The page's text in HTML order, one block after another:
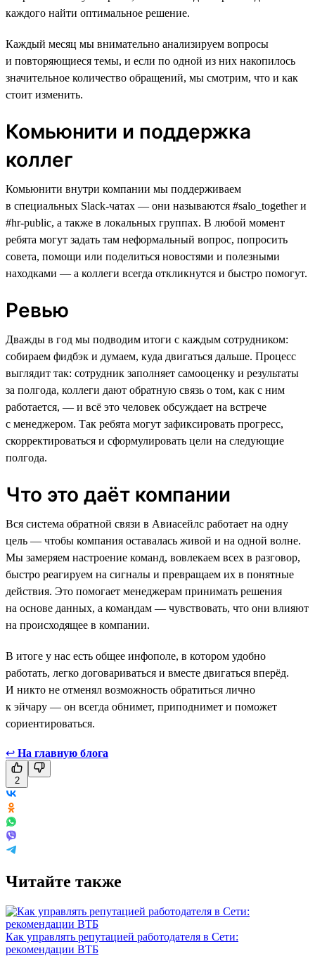
каждого найти оптимальное решение.
Каждый месяц мы внимательно анализируем вопросы
и повторяющиеся темы, и если по одной из них накопилось
значительное количество обращений, мы смотрим, что и как
стоит изменить.
Комьюнити и поддержка
коллег
Комьюнити внутри компании мы поддерживаем
в специальных Slack-чатах — они называются #salo_together и
#hr-public, а также в локальных группах. В любой момент
ребята могут задать там неформальный вопрос, попросить
совета, помощи или поделиться новостями и полезными
находками — а коллеги всегда откликнутся и быстро помогут.
Ревью
Дважды в год мы подводим итоги с каждым сотрудником:
собираем фидбэк и думаем, куда двигаться дальше. Процесс
выглядит так: сотрудник заполняет самооценку и результаты
за полгода, коллеги дают обратную связь о том, как с ним
работается, — и всё это человек обсуждает на встрече
с менеджером. Так ребята могут зафиксировать прогресс,
скорректироваться и сформулировать цели на следующие
полгода.
Что это даёт компании
Вся система обратной связи в Авиасейлс работает на одну
цель — чтобы компания оставалась живой и на одной волне.
Мы замеряем настроение команд, вовлекаем всех в разговор,
быстро реагируем на сигналы и превращаем их в понятные
действия. Это помогает менеджерам принимать решения
на основе данных, а командам — чувствовать, что они влияют
на происходящее в компании.
В итоге у нас есть общее инфополе, в котором удобно
работать, легко договариваться и вместе двигаться вперёд.
И никто не отменял возможность обратиться лично
к эйчару — он всегда обнимет, приподнимет и поможет
сориентироваться.
↩ На главную блога
2
Читайте также
Как управлять репутацией работодателя в Сети:
рекомендации ВТБ